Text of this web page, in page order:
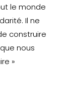
le monde
Il ne
construire
nous
»